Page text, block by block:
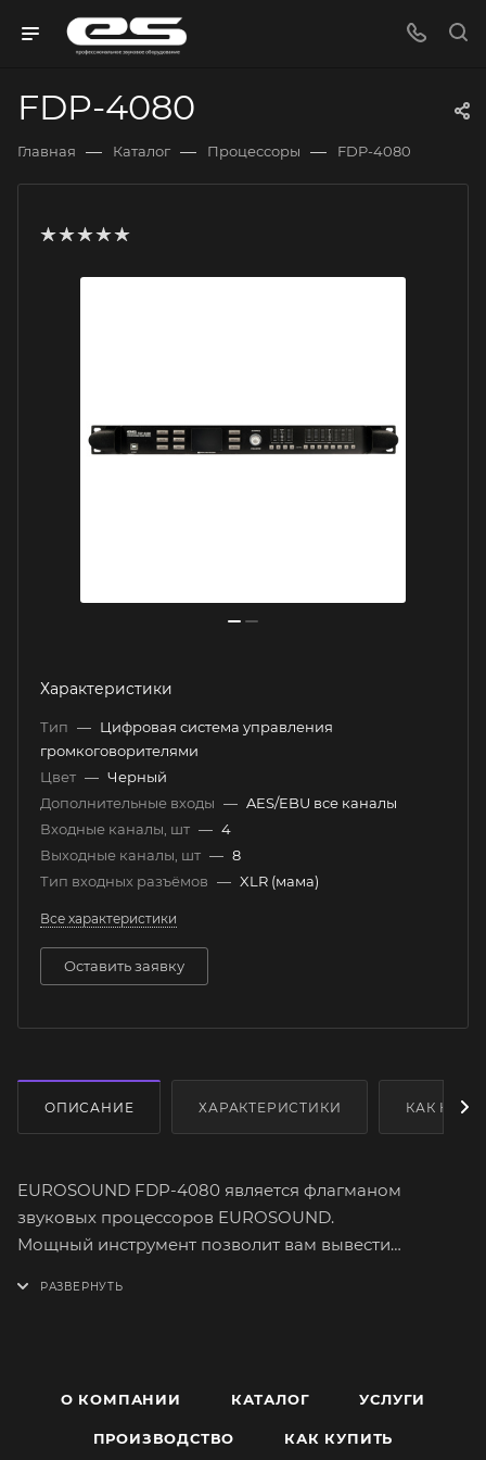
FDP-4080
Главная — Каталог — Процессоры — FDP-4080
Характеристики
Тип — Цифровая система управления
громкоговорителями
Цвет — Черный
Дополнительные входы — AES/EBU все каналы
Входные каналы, шт — 4
Выходные каналы, шт — 8
Тип входных разъёмов — XLR (мама)
Все характеристики
Оставить заявку
ОПИСАНИЕ ХАРАКТЕРИСТИКИ КАК
EUROSOUND FDP-4080 является флагманом
звуковых процессоров EUROSOUND.
Мощный инструмент позволит вам вывести
настроить систему звукоусиления под любое
помещение или открытое пространство. С помощью
О КОМПАНИИ КАТАЛОГ УСЛУГИ
ПРОИЗВОДСТВО КАК КУПИТЬ